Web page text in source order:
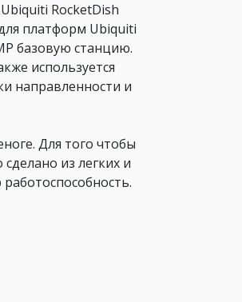
RocketDish
платформ Ubiquiti
базовую станцию.
используется
направленности и
Для того чтобы
из легких и